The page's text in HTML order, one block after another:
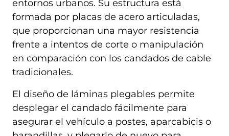
entornos urbanos. Su estructura está
formada por placas de acero articuladas,
que proporcionan una mayor resistencia
frente a intentos de corte o manipulación
en comparación con los candados de cable
tradicionales.
El diseño de láminas plegables permite
desplegar el candado fácilmente para
asegurar el vehículo a postes, aparcabicis o